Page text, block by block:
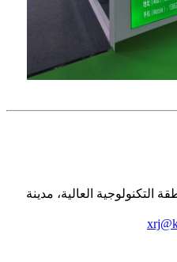
التكنولوجية العالية، مدينة